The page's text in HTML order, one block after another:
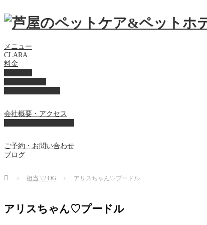
メニュー
CLARA
料金
会社概要・アクセス
ご予約・お問い合わせ
ブログ
Home 担当 ♡ OG アリスちゃん♡プードル
アリスちゃん♡プードル